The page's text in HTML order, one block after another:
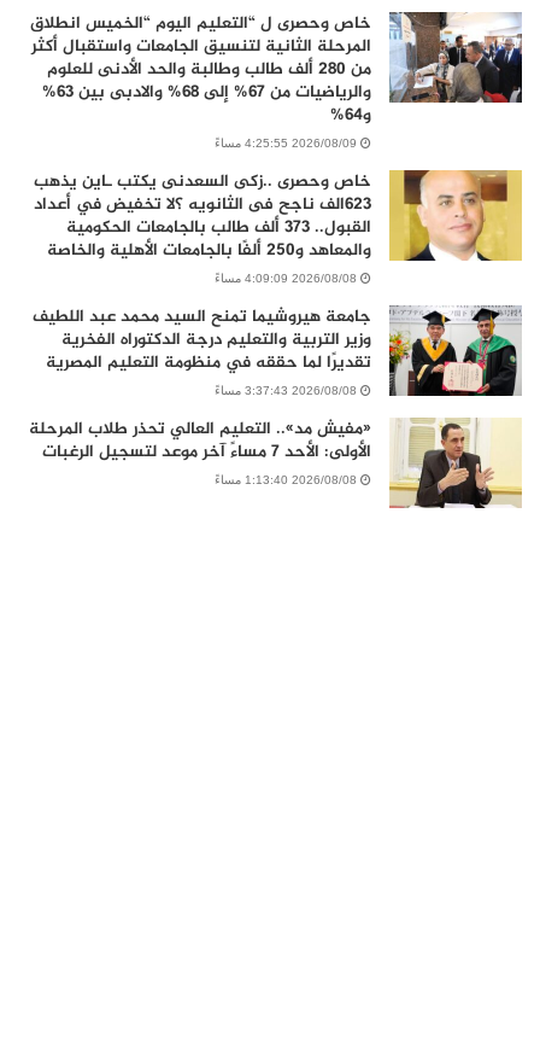
خاص وحصرى ل “التعليم اليوم “الخميس انطلاق
المرحلة الثانية لتنسيق الجامعات واستقبال أكثر
من 280 ألف طالب وطالبة والحد الأدنى للعلوم
والرياضيات من 67% إلى 68% والادبى بين 63%
و64%
2026/08/09 4:25:55 مساءً
خاص وحصرى ..زكى السعدنى يكتب ـاين يذهب
٦٢٣الف ناجح فى الثانويه ؟لا تخفيض في أعداد
القبول.. 373 ألف طالب بالجامعات الحكومية
والمعاهد و250 ألفًا بالجامعات الأهلية والخاصة
2026/08/08 4:09:09 مساءً
جامعة هيروشيما تمنح السيد محمد عبد اللطيف
وزير التربية والتعليم درجة الدكتوراه الفخرية
تقديرًا لما حققه في منظومة التعليم المصرية
2026/08/08 3:37:43 مساءً
«مفيش مد».. التعليم العالي تحذر طلاب المرحلة
الأولى: الأحد 7 مساءً آخر موعد لتسجيل الرغبات
2026/08/08 1:13:40 مساءً